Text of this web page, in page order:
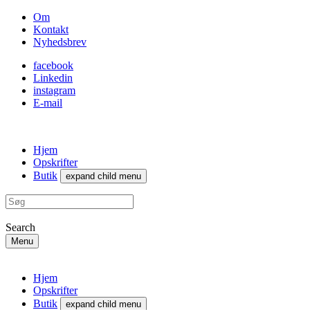
Om
Kontakt
Nyhedsbrev
facebook
Linkedin
instagram
E-mail
Hjem
Opskrifter
Butik
expand child menu
Search
Menu
Hjem
Opskrifter
Butik
expand child menu